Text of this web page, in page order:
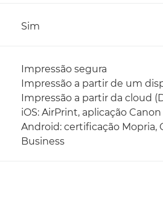
Sim
Impressão segura
Impressão a partir de um
Impressão a partir da cloud
iOS: AirPrint, aplicação
Android: certificação Mopria,
Business